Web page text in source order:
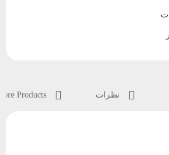
نظرات